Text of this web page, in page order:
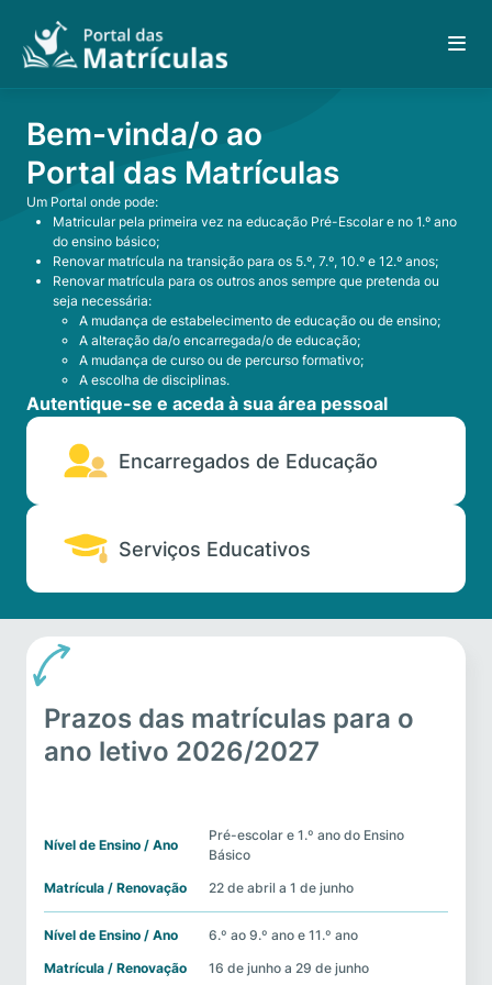
Bem-vinda/o ao
Portal das Matrículas
Um Portal onde pode:
Matricular pela primeira vez na educação Pré-Escolar e no 1.º ano
do ensino básico;
Renovar matrícula na transição para os 5.º, 7.º, 10.º e 12.º anos;
Renovar matrícula para os outros anos sempre que pretenda ou
seja necessária:
A mudança de estabelecimento de educação ou de ensino;
A alteração da/o encarregada/o de educação;
A mudança de curso ou de percurso formativo;
A escolha de disciplinas.
Autentique-se e aceda à sua área pessoal
Encarregados de Educação
Serviços Educativos
Prazos das matrículas para o
ano letivo 2026/2027
Pré-escolar e 1.º ano do Ensino
Básico
22 de abril a 1 de junho
6.º ao 9.º ano e 11.º ano
16 de junho a 29 de junho